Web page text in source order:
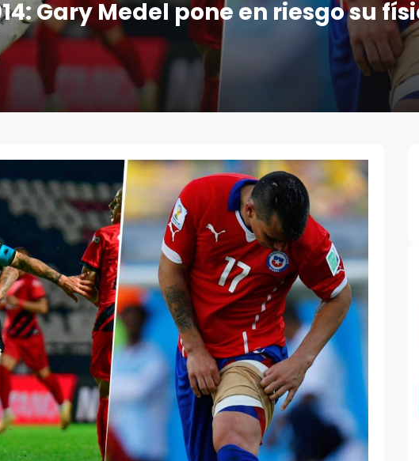
Gary Medel pone en riesgo su